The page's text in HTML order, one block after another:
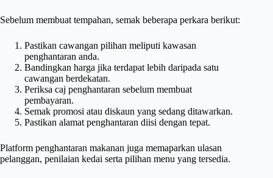
Sebelum membuat tempahan, semak beberapa perkara berikut:
Pastikan cawangan pilihan meliputi kawasan
penghantaran anda.
Bandingkan harga jika terdapat lebih daripada satu
cawangan berdekatan.
Periksa caj penghantaran sebelum membuat
pembayaran.
Semak promosi atau diskaun yang sedang ditawarkan.
Pastikan alamat penghantaran diisi dengan tepat.
Platform penghantaran makanan juga memaparkan ulasan
pelanggan, penilaian kedai serta pilihan menu yang tersedia.